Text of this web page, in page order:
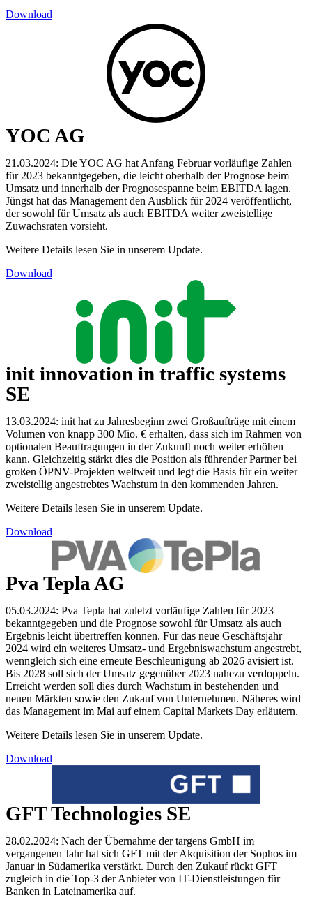
Download
YOC AG
21.03.2024: Die YOC AG hat Anfang Februar vorläufige Zahlen
für 2023 bekanntgegeben, die leicht oberhalb der Prognose beim
Umsatz und innerhalb der Prognosespanne beim EBITDA lagen.
Jüngst hat das Management den Ausblick für 2024 veröffentlicht,
der sowohl für Umsatz als auch EBITDA weiter zweistellige
Zuwachsraten vorsieht.
Weitere Details lesen Sie in unserem Update.
Download
init innovation in traffic systems
SE
13.03.2024: init hat zu Jahresbeginn zwei Großaufträge mit einem
Volumen von knapp 300 Mio. € erhalten, dass sich im Rahmen von
optionalen Beauftragungen in der Zukunft noch weiter erhöhen
kann. Gleichzeitig stärkt dies die Position als führender Partner bei
großen ÖPNV-Projekten weltweit und legt die Basis für ein weiter
zweistellig angestrebtes Wachstum in den kommenden Jahren.
Weitere Details lesen Sie in unserem Update.
Download
Pva Tepla AG
05.03.2024: Pva Tepla hat zuletzt vorläufige Zahlen für 2023
bekanntgegeben und die Prognose sowohl für Umsatz als auch
Ergebnis leicht übertreffen können. Für das neue Geschäftsjahr
2024 wird ein weiteres Umsatz- und Ergebniswachstum angestrebt,
wenngleich sich eine erneute Beschleunigung ab 2026 avisiert ist.
Bis 2028 soll sich der Umsatz gegenüber 2023 nahezu verdoppeln.
Erreicht werden soll dies durch Wachstum in bestehenden und
neuen Märkten sowie den Zukauf von Unternehmen. Näheres wird
das Management im Mai auf einem Capital Markets Day erläutern.
Weitere Details lesen Sie in unserem Update.
Download
GFT Technologies SE
28.02.2024: Nach der Übernahme der targens GmbH im
vergangenen Jahr hat sich GFT mit der Akquisition der Sophos im
Januar in Südamerika verstärkt. Durch den Zukauf rückt GFT
zugleich in die Top-3 der Anbieter von IT-Dienstleistungen für
Banken in Lateinamerika auf.